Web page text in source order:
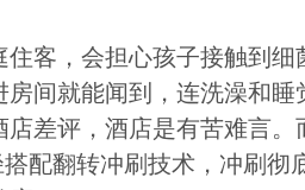
，会担心孩子接触到细
间就能闻到，连洗澡和
店差评，酒店是有苦难言
配翻转冲刷技术，冲刷彻